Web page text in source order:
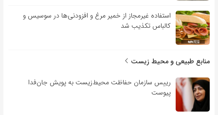
استفاده غیرمجاز از خمیر مرغ و افزودنی‌ها در سوسیس و
کالباس تکذیب شد
منابع طبیعی و محیط زیست
رییس سازمان حفاظت محیط‌زیست به پویش جان‌فدا
پیوست